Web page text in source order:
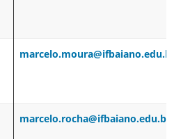
marcelo.rocha@ifbaiano.edu.br